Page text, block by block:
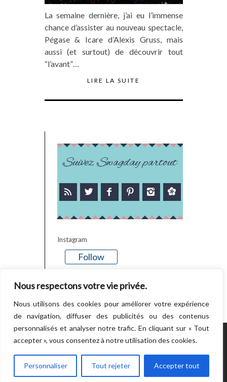
Nous respectons votre vie privée.
Nous utilisons des cookies pour améliorer votre expérience
de navigation, diffuser des publicités ou des contenus
personnalisés et analyser notre trafic. En cliquant sur « Tout
accepter », vous consentez à notre utilisation des cookies.
Personnaliser Tout rejeter Accepter tout
La semaine dernière, j’ai eu l’immense
chance d’assister au nouveau spectacle,
Pégase & Icare d’Alexis Gruss, mais
aussi (et surtout) de découvrir tout
“l’avant”…
LIRE LA SUITE
Suivez Swagday partout
Instagram
Follow
POWERED BY WORDPRESS.CREATED BY
THEMESINDEP
RETOUR EN HAUT